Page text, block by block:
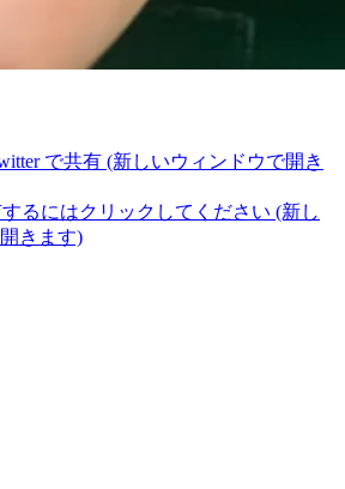
で共有 (新しいウィンドウで開き
するにはクリックしてください (新し
きます)